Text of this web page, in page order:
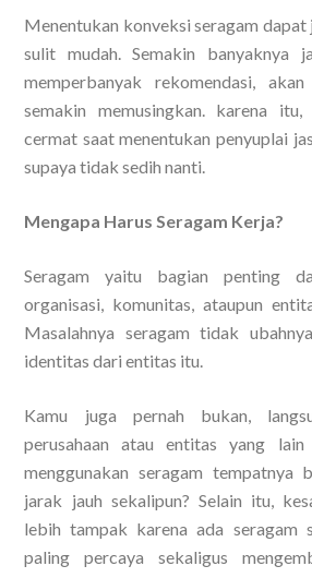
Menentukan konveksi seragam
sulit mudah. Semakin banyaknya
memperbanyak rekomendasi,
semakin memusingkan. karena
cermat saat menentukan penyuplai
supaya tidak sedih nanti.
Mengapa Harus Seragam Kerja?
Seragam yaitu bagian penting
organisasi, komunitas, ataupun
Masalahnya seragam tidak
identitas dari entitas itu.
Kamu juga pernah bukan,
perusahaan atau entitas yang
menggunakan seragam tempatnya
jarak jauh sekalipun? Selain itu,
lebih tampak karena ada seragam
paling percaya sekaligus